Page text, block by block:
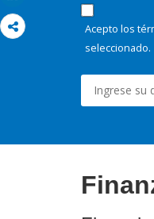
Acepto los
seleccionado.